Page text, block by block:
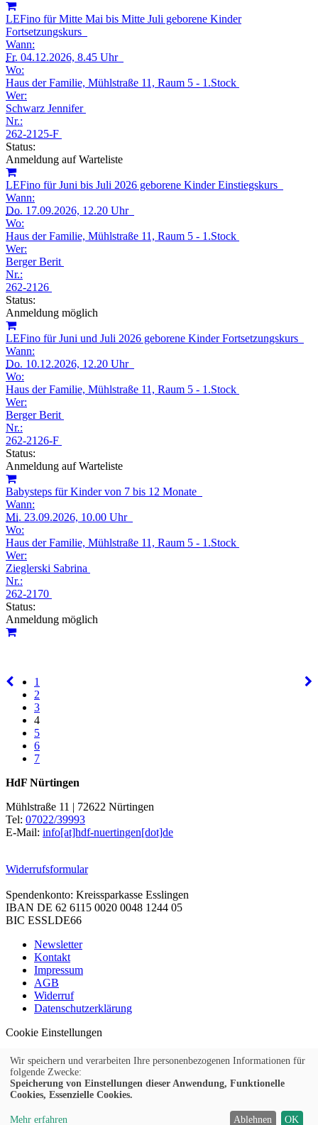
LEFino für Mitte Mai bis Mitte Juli geborene Kinder
Fortsetzungskurs
Wann:
Fr. 04.12.2026, 8.45 Uhr
Wo:
Haus der Familie, Mühlstraße 11, Raum 5 - 1.Stock
Wer:
Schwarz Jennifer
Nr.:
262-2125-F
Status:
Anmeldung auf Warteliste
LEFino für Juni bis Juli 2026 geborene Kinder Einstiegskurs
Wann:
Do. 17.09.2026, 12.20 Uhr
Wo:
Haus der Familie, Mühlstraße 11, Raum 5 - 1.Stock
Wer:
Berger Berit
Nr.:
262-2126
Status:
Anmeldung möglich
LEFino für Juni und Juli 2026 geborene Kinder Fortsetzungskurs
Wann:
Do. 10.12.2026, 12.20 Uhr
Wo:
Haus der Familie, Mühlstraße 11, Raum 5 - 1.Stock
Wer:
Berger Berit
Nr.:
262-2126-F
Status:
Anmeldung auf Warteliste
Babysteps für Kinder von 7 bis 12 Monate
Wann:
Mi. 23.09.2026, 10.00 Uhr
Wo:
Haus der Familie, Mühlstraße 11, Raum 5 - 1.Stock
Wer:
Zieglerski Sabrina
Nr.:
262-2170
Status:
Anmeldung möglich
1
2
3
4
5
6
7
HdF Nürtingen
Mühlstraße 11 | 72622 Nürtingen
Tel: 07022/39993
E-Mail: info[at]hdf-nuertingen[dot]de
Widerrufsformular
Spendenkonto: Kreissparkasse Esslingen
IBAN DE 62 6115 0020 0048 1244 05
BIC ESSLDE66
Newsletter
Kontakt
Impressum
AGB
Widerruf
Datenschutzerklärung
Cookie Einstellungen
© 2026 Kubus Software GmbH
Wir speichern und verarbeiten Ihre personenbezogenen Informationen für
folgende Zwecke:
Speicherung von Einstellungen dieser Anwendung, Funktionelle
Cookies, Essenzielle Cookies.
Mehr erfahren Ablehnen OK